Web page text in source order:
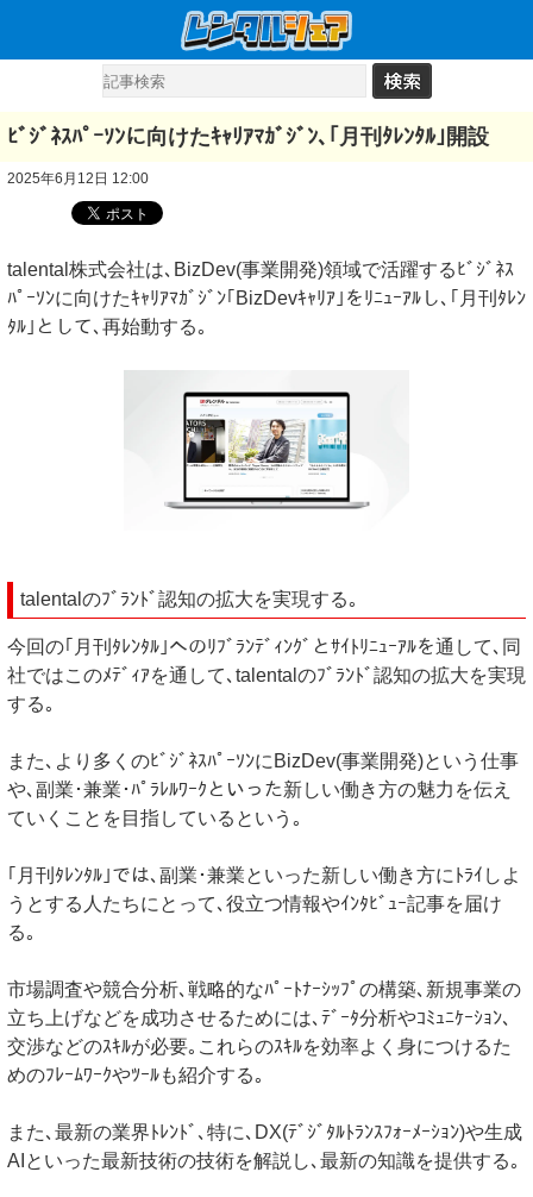
ﾋﾞｼﾞﾈｽﾊﾟｰｿﾝに向けたｷｬﾘｱﾏｶﾞｼﾞﾝ､｢月刊ﾀﾚﾝﾀﾙ｣開設
2025年6月12日 12:00
talental株式会社は､BizDev(事業開発)領域で活躍するﾋﾞｼﾞﾈｽ
ﾊﾟｰｿﾝに向けたｷｬﾘｱﾏｶﾞｼﾞﾝ｢BizDevｷｬﾘｱ｣をﾘﾆｭｰｱﾙし､｢月刊ﾀﾚﾝ
ﾀﾙ｣として､再始動する｡
talentalのﾌﾞﾗﾝﾄﾞ認知の拡大を実現する｡
今回の｢月刊ﾀﾚﾝﾀﾙ｣へのﾘﾌﾞﾗﾝﾃﾞｨﾝｸﾞとｻｲﾄﾘﾆｭｰｱﾙを通して､同
社ではこのﾒﾃﾞｨｱを通して､talentalのﾌﾞﾗﾝﾄﾞ認知の拡大を実現
する｡
また､より多くのﾋﾞｼﾞﾈｽﾊﾟｰｿﾝにBizDev(事業開発)という仕事
や､副業･兼業･ﾊﾟﾗﾚﾙﾜｰｸといった新しい働き方の魅力を伝え
ていくことを目指しているという｡
｢月刊ﾀﾚﾝﾀﾙ｣では､副業･兼業といった新しい働き方にﾄﾗｲしよ
うとする人たちにとって､役立つ情報やｲﾝﾀﾋﾞｭｰ記事を届け
る｡
市場調査や競合分析､戦略的なﾊﾟｰﾄﾅｰｼｯﾌﾟの構築､新規事業の
立ち上げなどを成功させるためには､ﾃﾞｰﾀ分析やｺﾐｭﾆｹｰｼｮﾝ､
交渉などのｽｷﾙが必要｡これらのｽｷﾙを効率よく身につけるた
めのﾌﾚｰﾑﾜｰｸやﾂｰﾙも紹介する｡
また､最新の業界ﾄﾚﾝﾄﾞ､特に､DX(ﾃﾞｼﾞﾀﾙﾄﾗﾝｽﾌｫｰﾒｰｼｮﾝ)や生成
AIといった最新技術の技術を解説し､最新の知識を提供する｡